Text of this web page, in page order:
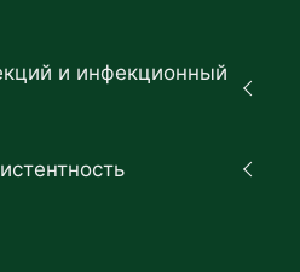
и инфекционный